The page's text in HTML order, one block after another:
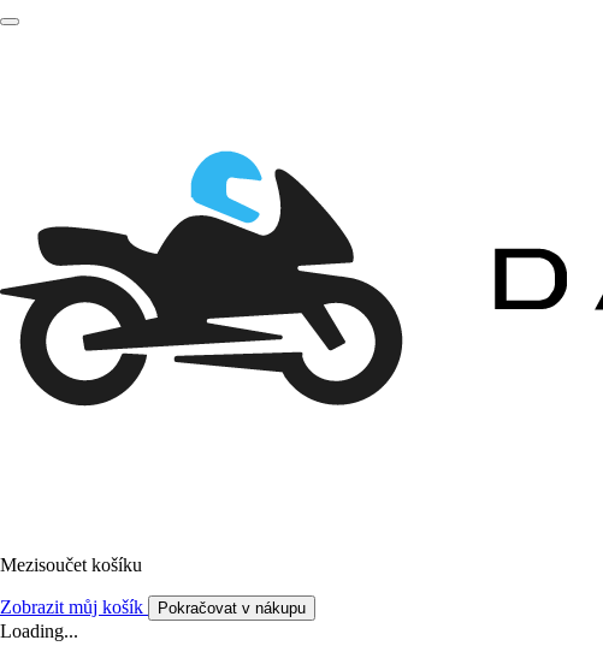
Mezisoučet košíku
Zobrazit můj košík Pokračovat v nákupu
Loading...